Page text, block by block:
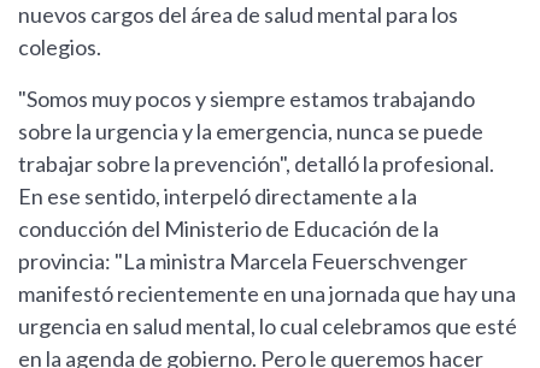
nuevos cargos del área de salud mental para los
colegios.
"Somos muy pocos y siempre estamos trabajando
sobre la urgencia y la emergencia, nunca se puede
trabajar sobre la prevención", detalló la profesional.
En ese sentido, interpeló directamente a la
conducción del Ministerio de Educación de la
provincia: "La ministra Marcela Feuerschvenger
manifestó recientemente en una jornada que hay una
urgencia en salud mental, lo cual celebramos que esté
en la agenda de gobierno. Pero le queremos hacer